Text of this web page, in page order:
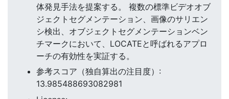
体発見手法を提案する。 複数の標準ビデオオブ
ジェクトセグメンテーション、画像のサリエン
シ検出、オブジェクトセグメンテーションベン
チマークにおいて、LOCATEと呼ばれるアプロ
ーチの有効性を実証する。
参考スコア（独自算出の注目度）:
13.985488693082981